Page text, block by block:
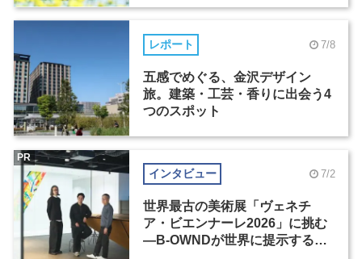
レポート 7/8
五感でめぐる、金沢デザイン
旅。建築・工芸・香りに出会う4
つのスポット
インタビュー 7/2
世界最古の美術展「ヴェネチ
ア・ビエンナーレ2026」に挑む
―B-OWNDが世界に提示する美
PR